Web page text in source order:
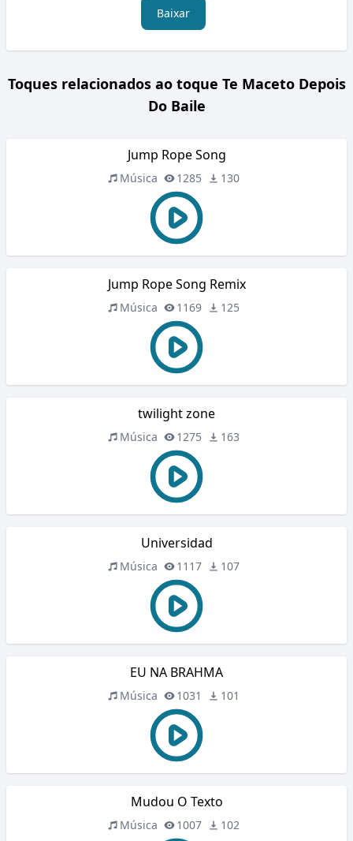
Baixar
Toques relacionados ao toque Te Maceto Depois
Do Baile
Jump Rope Song
Música 1285 130
Jump Rope Song Remix
Música 1169 125
twilight zone
Música 1275 163
Universidad
Música 1117 107
EU NA BRAHMA
Música 1031 101
Mudou O Texto
Música 1007 102